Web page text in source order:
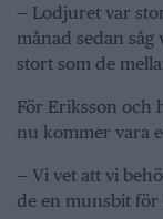
— Lodjuret var
månad sedan
stort som de
För Eriksson och
nu kommer vara
— Vi vet att vi
de en munsbit